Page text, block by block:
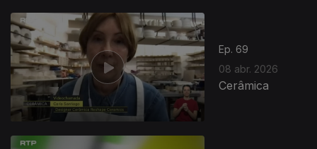
Ep. 69
08 abr. 2026
Cerâmica
920165